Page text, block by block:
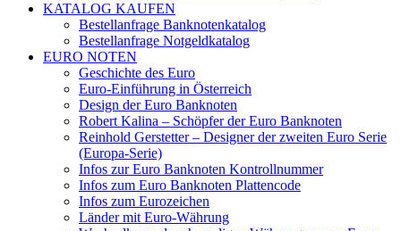
KATALOG KAUFEN
Bestellanfrage Banknotenkatalog
Bestellanfrage Notgeldkatalog
EURO NOTEN
Geschichte des Euro
Euro-Einführung in Österreich
Design der Euro Banknoten
Robert Kalina – Schöpfer der Euro Banknoten
Reinhold Gerstetter – Designer der zweiten Euro Serie
(Europa-Serie)
Infos zur Euro Banknoten Kontrollnummer
Infos zum Euro Banknoten Plattencode
Infos zum Eurozeichen
Länder mit Euro-Währung